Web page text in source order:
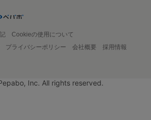
Cookieの使用について
プライバシーポリシー 会社概要
採用情報
Inc. All rights reserved.